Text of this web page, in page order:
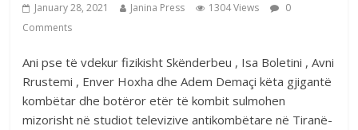
January 28, 2021 Janina Press 1304 Views
0
Comments
Ani pse të vdekur fizikisht Skënderbeu , Isa Boletini , Avni
Rrustemi , Enver Hoxha dhe Adem Demaçi këta gjigantë
kombëtar dhe botëror etër të kombit sulmohen
mizorisht në studiot televizive antikombëtare në Tiranë-